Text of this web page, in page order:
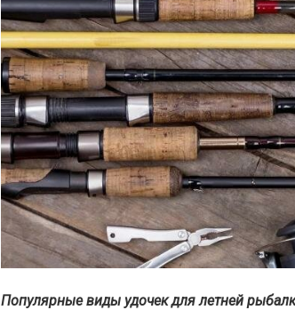
Популярные виды удочек для летней